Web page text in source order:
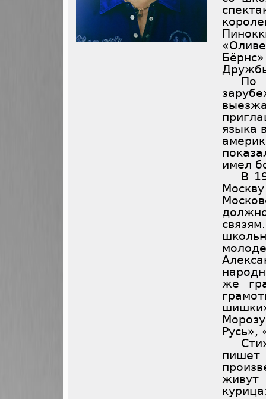
По
языка
имел
В
же
Русь»,
живут